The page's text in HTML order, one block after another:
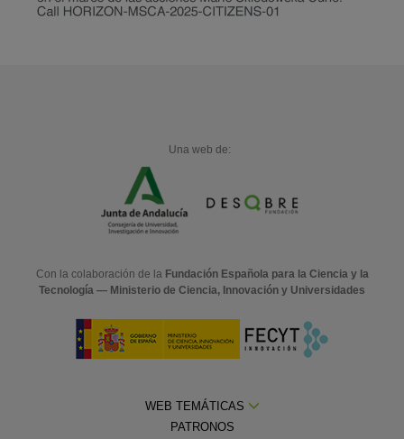
Una web de:
Con la colaboración de la Fundación Española para la Ciencia y la
Tecnología — Ministerio de Ciencia, Innovación y Universidades
WEB TEMÁTICAS
PATRONOS